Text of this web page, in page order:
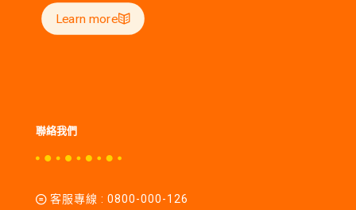
Learn more
聯絡我們
客服專線 : 0800-000-126